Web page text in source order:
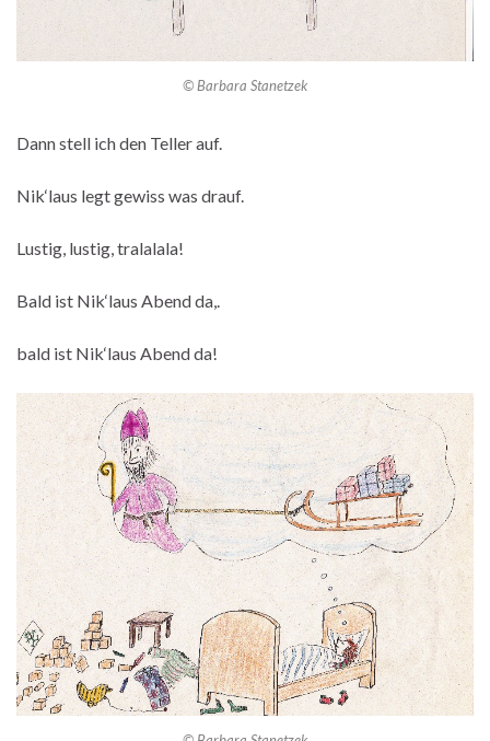
© Barbara Stanetzek
Dann stell ich den Teller auf.
Nik‘laus legt gewiss was drauf.
Lustig, lustig, tralalala!
Bald ist Nik‘laus Abend da,.
bald ist Nik‘laus Abend da!